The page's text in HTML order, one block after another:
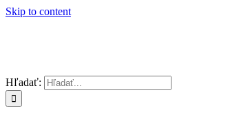
Skip to content
Hľadať: